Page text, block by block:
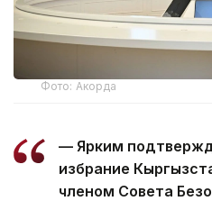
Фото: Акорда
— Ярким
избрание
членом Совета